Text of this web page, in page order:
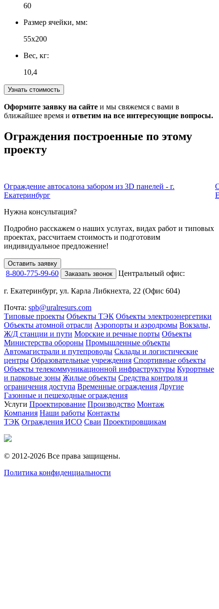
60
Размер ячейки, мм:
55х200
Вес, кг:
10,4
Узнать стоимость
Оформите заявку на сайте и мы свяжемся с вами в
ближайшее время и ответим на все интересующие вопросы.
Ограждения построенные по этому
проекту
Ограждение автосалона забором из 3D панелей - г.
Екатеринбург
Нужна консультация?
Подробно расскажем о наших услугах, видах работ и типовых
проектах, рассчитаем стоимость и подготовим
индивидуальное предложение!
Оставить заявку
8-800-775-99-60 Заказать звонок Центральный офис:
г. Екатеринбург, ул. Карла Либкнехта, 22 (Офис 604)
Почта: spb@uralresurs.com
Типовые проекты Объекты ТЭК Объекты электроэнергетики
Объекты атомной отрасли Аэропорты и аэродромы Вокзалы,
Ж/Д станции и пути Морские и речные порты Объекты
Министерства обороны Промышленные объекты
Автомагистрали и путепроводы Склады и логистические
центры Образовательные учреждения Спортивные объекты
Объекты телекоммуникационной инфраструктуры Курортные
и парковые зоны Жилые объекты Средства контроля и
ограничения доступа Временные ограждения Другие
Газонные и пешеходные ограждения
Услуги Проектирование Производство Монтаж
Компания Наши работы Контакты
ТЭК Ограждения ИСО Сваи Проектировщикам
© 2012-2026 Все права защищены.
Политика конфиденциальности